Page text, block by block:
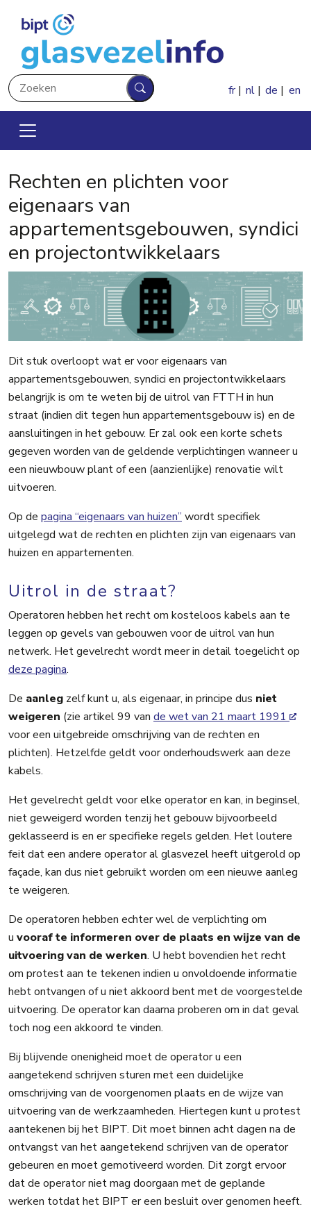
Zoeken
Zoeken
fr nl de en
Rechten en plichten voor
eigenaars van
appartementsgebouwen, syndici
en projectontwikkelaars
Dit stuk overloopt wat er voor eigenaars van
appartementsgebouwen, syndici en projectontwikkelaars
belangrijk is om te weten bij de uitrol van FTTH in hun
straat (indien dit tegen hun appartementsgebouw is) en de
aansluitingen in het gebouw. Er zal ook een korte schets
gegeven worden van de geldende verplichtingen wanneer u
een nieuwbouw plant of een (aanzienlijke) renovatie wilt
uitvoeren.
Op de pagina “eigenaars van huizen” wordt specifiek
uitgelegd wat de rechten en plichten zijn van eigenaars van
huizen en appartementen.
Uitrol in de straat?
Operatoren hebben het recht om kosteloos kabels aan te
leggen op gevels van gebouwen voor de uitrol van hun
netwerk. Het gevelrecht wordt meer in detail toegelicht op
deze pagina.
De aanleg zelf kunt u, als eigenaar, in principe dus niet
weigeren (zie artikel 99 van de wet van 21 maart 1991
voor een uitgebreide omschrijving van de rechten en
plichten). Hetzelfde geldt voor onderhoudswerk aan deze
kabels.
Het gevelrecht geldt voor elke operator en kan, in beginsel,
niet geweigerd worden tenzij het gebouw bijvoorbeeld
geklasseerd is en er specifieke regels gelden. Het loutere
feit dat een andere operator al glasvezel heeft uitgerold op
façade, kan dus niet gebruikt worden om een nieuwe aanleg
te weigeren.
De operatoren hebben echter wel de verplichting om
u vooraf te informeren over de plaats en wijze van de
uitvoering van de werken. U hebt bovendien het recht
om protest aan te tekenen indien u onvoldoende informatie
hebt ontvangen of u niet akkoord bent met de voorgestelde
uitvoering. De operator kan daarna proberen om in dat geval
toch nog een akkoord te vinden.
Bij blijvende onenigheid moet de operator u een
aangetekend schrijven sturen met een duidelijke
omschrijving van de voorgenomen plaats en de wijze van
uitvoering van de werkzaamheden. Hiertegen kunt u protest
aantekenen bij het BIPT. Dit moet binnen acht dagen na de
ontvangst van het aangetekend schrijven van de operator
gebeuren en moet gemotiveerd worden. Dit zorgt ervoor
dat de operator niet mag doorgaan met de geplande
werken totdat het BIPT er een besluit over genomen heeft.